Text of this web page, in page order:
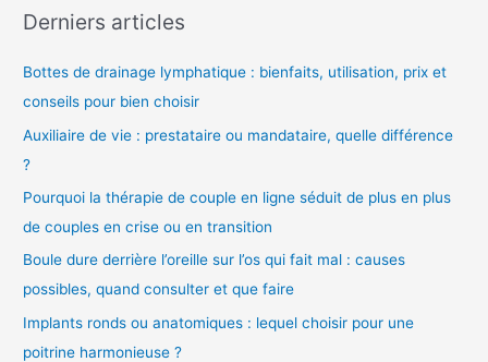
é
Derniers articles
Bottes de drainage lymphatique : bienfaits, utilisation, prix et
conseils pour bien choisir
Auxiliaire de vie : prestataire ou mandataire, quelle différence
?
Pourquoi la thérapie de couple en ligne séduit de plus en plus
de couples en crise ou en transition
Boule dure derrière l’oreille sur l’os qui fait mal : causes
possibles, quand consulter et que faire
Implants ronds ou anatomiques : lequel choisir pour une
poitrine harmonieuse ?